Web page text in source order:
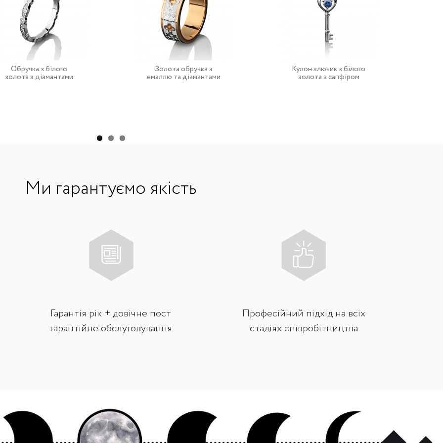
Обручка з білого
золота з діамантами
Золота обручка з
емаллю та діамантами
Кулон ключик з білого
золота з сапфіром
Ми гарантуємо якість
Гарантія рік + довічне пост
гарантійне обслуговування
Професійний підхід на всіх
стадіях співробітництва